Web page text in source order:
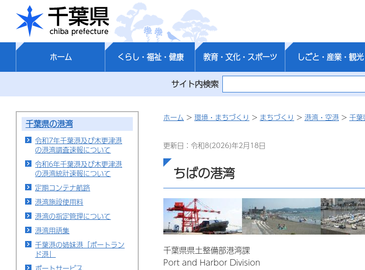
千葉県
ホーム くらし・福祉・健康 教育・文化・スポーツ しごと・産業・観光
サイト内検索
千葉県の港湾
令和7年千葉港及び木更津港
の港湾調査速報について
令和6年千葉港及び木更津港
の港湾統計速報について
定期コンテナ航路
港湾施設使用料
港湾の指定管理について
港湾用語集
千葉港の姉妹港「ポートラン
ド港」
ホーム > 環境・まちづくり > まちづくり > 港湾・空港 > 千
更新日：令和8(2026)年2月18日
ちばの港湾
千葉県県土整備部港湾課
Port and Harbor Division